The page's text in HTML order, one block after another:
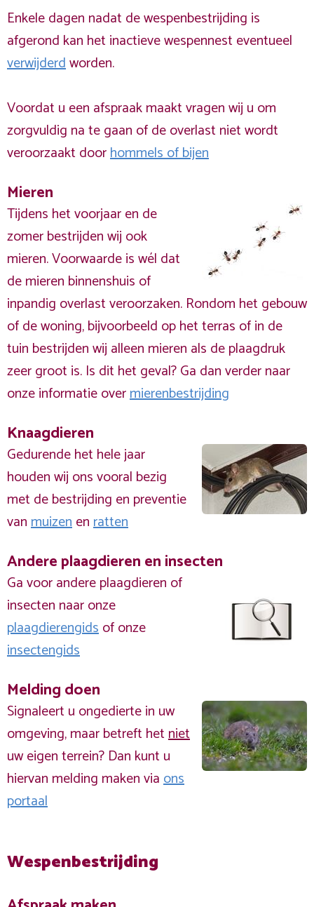
Enkele dagen nadat de wespenbestrijding is
afgerond kan het inactieve wespennest eventueel
verwijderdworden.
Voordat u een afspraak maakt vragen wij u om
zorgvuldig na te gaan of de overlast niet wordt
veroorzaakt doorhommels of bijen
Mieren
Tijdens het voorjaar en de
zomer bestrijden wij ook
mieren. Voorwaarde is wél dat
de mieren binnenshuis of
inpandig overlast veroorzaken. Rondom het gebouw
of de woning, bijvoorbeeld op het terras of in de
tuin bestrijden wij alleen mieren als de plaagdruk
zeer groot is. Is dit het geval? Ga dan verder naar
onze informatie overmierenbestrijding
Knaagdieren
Gedurende het hele jaar
houden wij ons vooral bezig
met de bestrijding en preventie
vanmuizenenratten
Andere plaagdieren en insecten
Ga voor andere plaagdieren of
insecten naar onze
plaagdierengidsof onze
insectengids
Melding doen
Signaleert u ongedierte in uw
omgeving, maar betreft hetniet
uw eigen terrein? Dan kunt u
hiervan melding maken viaons
portaal
Wespenbestrijding